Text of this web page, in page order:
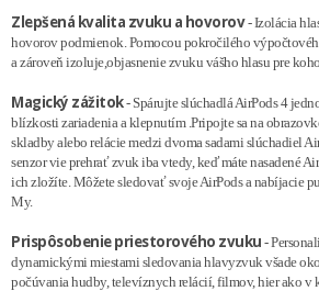
Zlepšená kvalita zvuku a hovorov- Izolácia
hovorov podmienok. Pomocou pokročilého
a zároveň izoluje,objasnenie zvuku vášho hlasu pre
Magický zážitok- Spárujte slúchadlá AirPods 4
blízkosti zariadenia a klepnutím .Pripojte sa na
skladby alebo relácie medzi dvoma sadami slúchadiel
senzor vie prehrať zvuk iba vtedy, keď máte nasadené
ich zložíte. Môžete sledovať svoje AirPods a nabíjacie
My.
Prispôsobenie priestorového zvuku -
dynamickými miestami sledovania hlavyzvuk všade
počúvania hudby, televíznych relácií, filmov, hier ako v